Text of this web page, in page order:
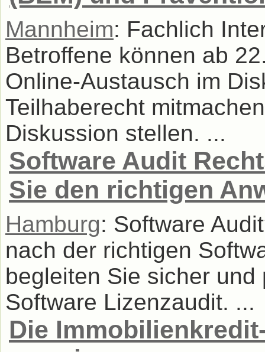
Mannheim: Fachlich
Betroffene können ab
Online-Austausch im
Teilhaberecht
Diskussion stellen. ...
Software Audit
Sie den richtigen
Hamburg: Software
nach der richtigen
begleiten Sie sicher
Software Lizenzaudit. ...
Die